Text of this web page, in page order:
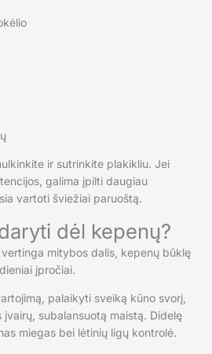
ir sutrinkite plakikliu. Jei
galima įpilti daugiau
vartoti šviežiai paruoštą.
dėl kepenų?
mitybos dalis, kepenų būklę
įpročiai.
palaikyti sveiką kūno svorį,
subalansuotą maistą. Didelę
miegas bei lėtinių ligų kontrolė.